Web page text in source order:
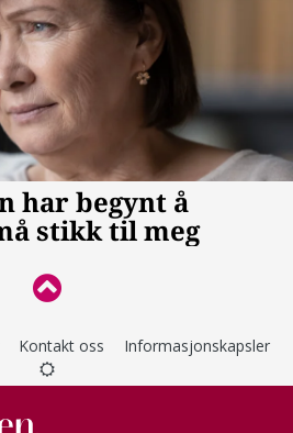
Kontakt oss Informasjonskapsler